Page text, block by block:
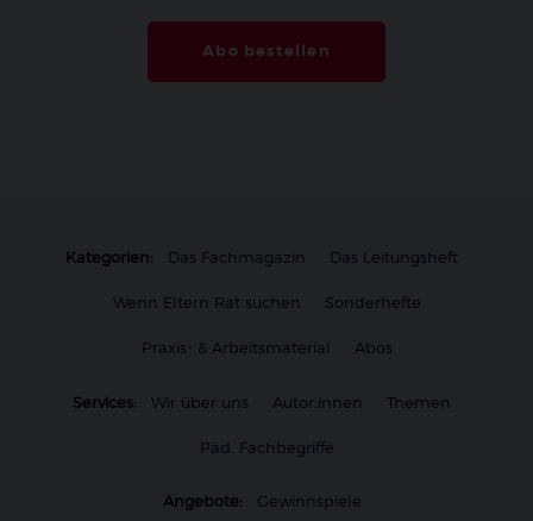
Abo bestellen
Kategorien: Das Fachmagazin Das Leitungsheft
Wenn Eltern Rat suchen Sonderhefte
Praxis- & Arbeitsmaterial Abos
Services: Wir über uns Autor:innen Themen
Päd. Fachbegriffe
Angebote: Gewinnspiele